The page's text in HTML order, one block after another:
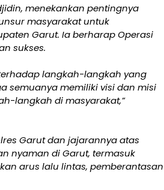
menekankan pentingnya
masyarakat untuk
Garut. Ia berharap Operasi
sukses.
langkah-langkah yang
semuanya memiliki visi dan misi
langkah di masyarakat,”
Garut dan jajarannya atas
nyaman di Garut, termasuk
arus lalu lintas, pemberantasan